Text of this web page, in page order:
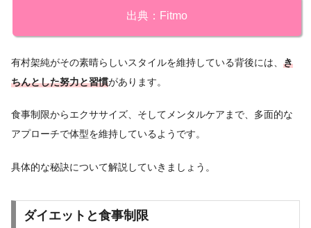
出典：Fitmo
有村架純がその素晴らしいスタイルを維持している背後には、 き
ちんとした努力と習慣があります。
食事制限からエクササイズ、そしてメンタルケアまで、多面的な
アプローチで体型を維持しているようです。
具体的な秘訣について解説していきましょう。
ダイエットと食事制限